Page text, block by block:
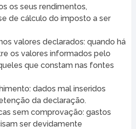
os seus rendimentos,
de cálculo do imposto a ser
valores declarados: quando há
os valores informados pelo
que constam nas fontes
dados mal inseridos
da declaração.
sem comprovação: gastos
ser devidamente